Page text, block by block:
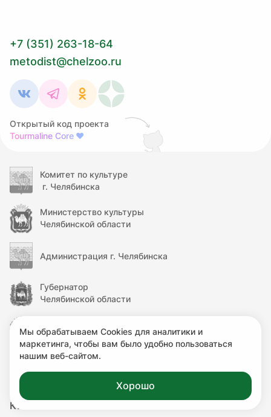
+7 (351) 263-18-64
metodist@chelzoo.ru
Открытый код проекта
Tourmaline Core ❤
Комитет по культуре
г. Челябинска
Министерство культуры
Челябинской области
Администрация г. Челябинска
Губернатор
Челябинской области
Челябинской области
Министерство культуры
Российской Федерации
КУЛЬТУРА.РФ
Мы обрабатываем Cookies для аналитики и
маркетинга, чтобы вам было удобно пользоваться
нашим веб-сайтом.
Хорошо